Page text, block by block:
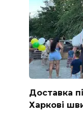
Доставка
Харкові